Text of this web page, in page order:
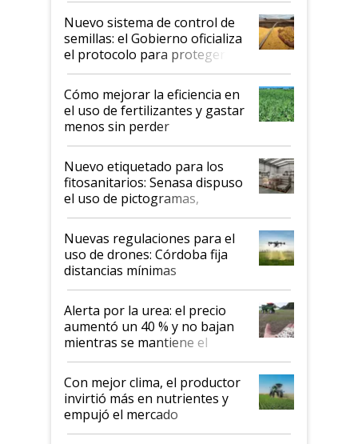
Nuevo sistema de control de
semillas: el Gobierno oficializa
el protocolo para proteger la
propiedad intelectual
Cómo mejorar la eficiencia en
el uso de fertilizantes y gastar
menos sin perder
productividad en la campaña
fina
Nuevo etiquetado para los
fitosanitarios: Senasa dispuso
el uso de pictogramas,
palabras de advertencia e
indicaciones
Nuevas regulaciones para el
uso de drones: Córdoba fija
distancias mínimas
Alerta por la urea: el precio
aumentó un 40 % y no bajan
mientras se mantiene el
conflicto en Medio Oriente
Con mejor clima, el productor
invirtió más en nutrientes y
empujó el mercado